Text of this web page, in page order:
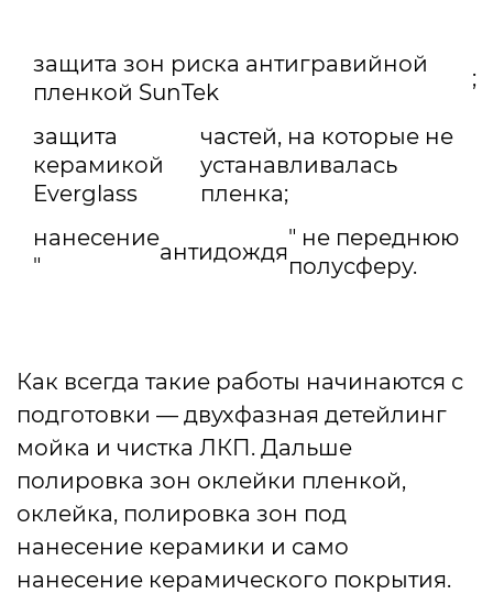
защита зон риска антигравийной
пленкой SunTek
;
защита
керамикой
Everglass
частей, на которые не
устанавливалась
пленка;
нанесение
"
антидождя
" не переднюю
полусферу.
Как всегда такие работы начинаются с
подготовки — двухфазная детейлинг
мойка и чистка ЛКП. Дальше
полировка зон оклейки пленкой,
оклейка, полировка зон под
нанесение керамики и само
нанесение керамического покрытия.